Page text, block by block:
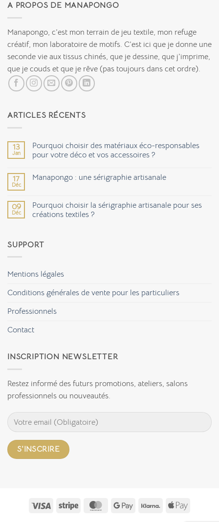
A PROPOS DE MANAPONGO
Manapongo, c’est mon terrain de jeu textile, mon refuge
créatif, mon laboratoire de motifs. C’est ici que je donne une
seconde vie aux tissus chinés, que je dessine, que j’imprime,
que je couds et que je rêve (pas toujours dans cet ordre).
ARTICLES RÉCENTS
13
Jan
Pourquoi choisir des matériaux éco-responsables
pour votre déco et vos accessoires ?
sur
Pourquoi
matériaux
éco-
responsables
et
vos
17
Déc
Manapongo : une sérigraphie artisanale
Manapongo
une
09
Déc
Pourquoi choisir la sérigraphie artisanale pour ses
créations textiles ?
Pourquoi
choisir
pour
textiles
SUPPORT
Mentions légales
Conditions générales de vente pour les particuliers
Professionnels
Contact
INSCRIPTION NEWSLETTER
Restez informé des futurs promotions, ateliers, salons
professionnels ou nouveautés.
Visa Stripe MasterCardGoogle
Klarna
Apple